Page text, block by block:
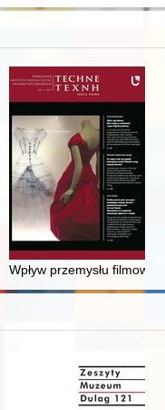
ze szczególnym
Poznańskiej w latach
Wpływ przemysłu